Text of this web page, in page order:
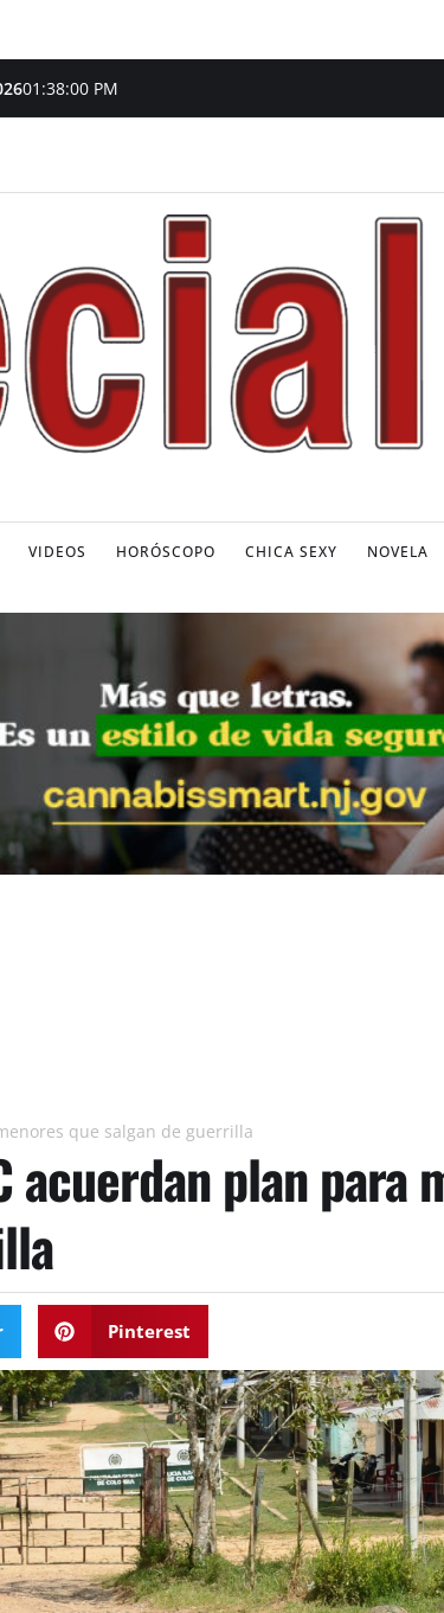
01:38:01 PM
VIDEOS HORÓSCOPO CHICA SEXY NOVELA
que salgan de guerrilla
acuerdan plan para
Pinterest